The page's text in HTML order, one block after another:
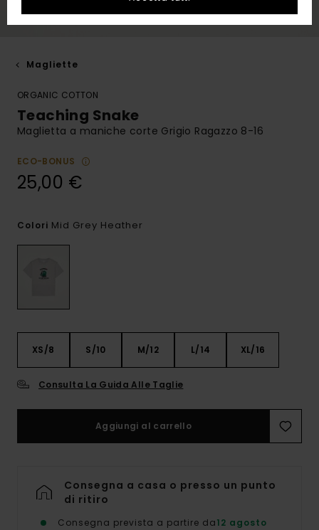
Magliette
ORGANIC COTTON
Teaching Snake
Maglietta a maniche corte Grigio Ragazzo 8-16
ECO-BONUS
25,00 €
Colori Mid Grey Heather
XS/8 S/10 M/12 L/14 XL/16
Consulta La Guida Alle Taglie
Aggiungi al carrello
Consegna a casa o presso un punto
di ritiro
Consegna prevista a partire da12 agosto